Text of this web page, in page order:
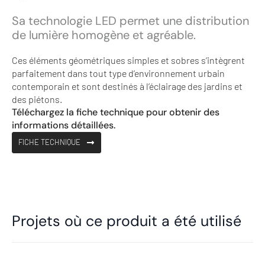
Sa technologie LED permet une distribution
de lumière homogène et agréable.
Ces éléments géométriques simples et sobres s’intègrent
parfaitement dans tout type d’environnement urbain
contemporain et sont destinés à l’éclairage des jardins et
des piétons.
Téléchargez la fiche technique pour obtenir des
informations détaillées.
FICHE TECHNIQUE
Projets où ce produit a été utilisé